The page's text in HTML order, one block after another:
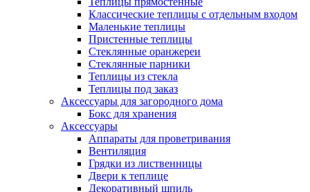
Классические теплицы с отдельным входом
Маленькие теплицы
Пристенные теплицы
Стеклянные оранжереи
Стеклянные парники
Теплицы из стекла
Теплицы под заказ
Аксессуары для загородного дома
Бокс для хранения
Аксессуары
Аппараты для проветривания
Вентиляция
Грядки из лиственницы
Двери к теплице
Декоративный шпиль